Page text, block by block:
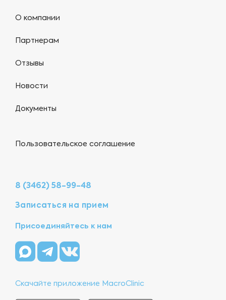
О компании
Партнерам
Отзывы
Новости
Документы
Пользовательское соглашение
8 (3462) 58-99-48
Записаться на прием
Присоединяйтесь к нам
Скачайте приложение MacroClinic